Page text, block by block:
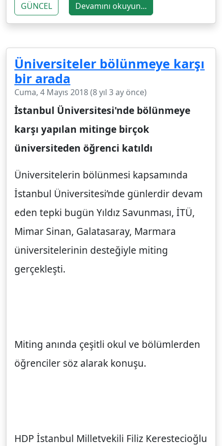
GÜNCEL Devamını okuyun...
Üniversiteler bölünmeye karşı
bir arada
Cuma, 4 Mayıs 2018 (8 yıl 3 ay önce)
İstanbul Üniversitesi'nde bölünmeye
karşı yapılan mitinge birçok
üniversiteden öğrenci katıldı
Üniversitelerin bölünmesi kapsamında
İstanbul Üniversitesi’nde günlerdir devam
eden tepki bugün Yıldız Savunması, İTÜ,
Mimar Sinan, Galatasaray, Marmara
üniversitelerinin desteğiyle miting
gerçekleşti.
Miting anında çeşitli okul ve bölümlerden
öğrenciler söz alarak konuşu.
HDP İstanbul Milletvekili Filiz Kerestecioğlu